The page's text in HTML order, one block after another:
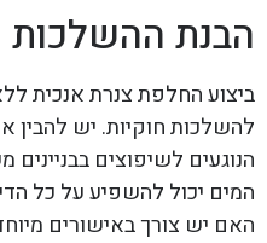
הבנת ההשלכות
ביצוע החלפת צנרת אנכית
להשלכות חוקיות. יש להבין
הנוגעים לשיפוצים
המים יכול להשפיע על כל
האם יש צורך באישורים